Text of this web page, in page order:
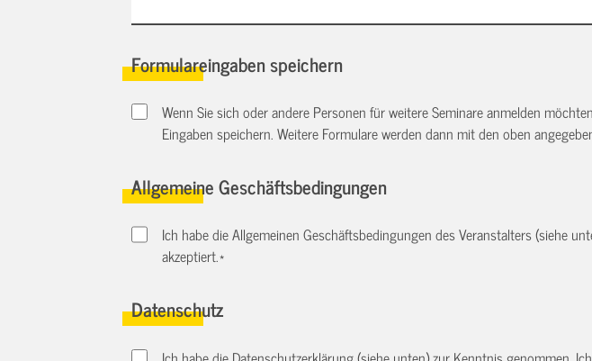
Formulareingaben speichern
Wenn Sie sich oder andere Personen für weitere Seminare anmelden
Eingaben speichern. Weitere Formulare werden dann mit den oben
Allgemeine Geschäftsbedingungen
Ich habe die Allgemeinen Geschäftsbedingungen des Veranstalters (siehe
akzeptiert.*
Datenschutz